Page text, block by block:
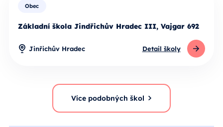
Obec
Základní škola Jindřichův Hradec III, Vajgar 692
Jinřichův Hradec Detail školy
Více podobných škol